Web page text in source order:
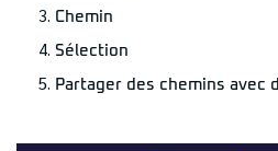
Chemin
Sélection
Partager des chemins avec